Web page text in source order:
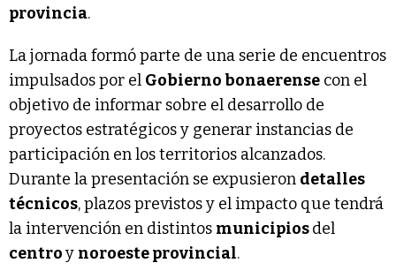
provincia.
La jornada formó parte de una serie de encuentros
impulsados por el Gobierno bonaerense con el
objetivo de informar sobre el desarrollo de
proyectos estratégicos y generar instancias de
participación en los territorios alcanzados.
Durante la presentación se expusieron detalles
técnicos, plazos previstos y el impacto que tendrá
la intervención en distintos municipiosdel
centroy noroeste provincial.